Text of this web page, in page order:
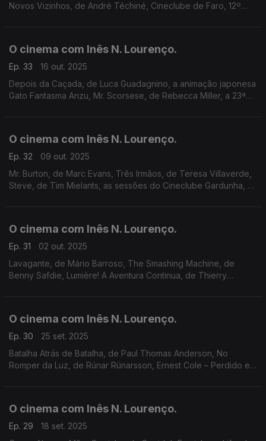
Novos Vizinhos, de André Téchiné, Cineclube de Faro, 12º
O cinema com Inês N. Lourenço.
Ep. 33
16 out. 2025
Depois da Caçada, de Luca Guadagnino, a animação japonesa
Gato Fantasma Anzu, Mr. Scorsese, de Rebecca Miller, a 23ª
O cinema com Inês N. Lourenço.
Ep. 32
09 out. 2025
Mr. Burton, de Marc Evans, Três Irmãos, de Teresa Villaverde,
Steve, de Tim Mielants, as sessões do Cineclube Gardunha, a
O cinema com Inês N. Lourenço.
Ep. 31
02 out. 2025
Lavagante, de Mário Barroso, The Smashing Machine, de
Benny Safdie, Lumière! A Aventura Continua, de Thierry
O cinema com Inês N. Lourenço.
Ep. 30
25 set. 2025
Batalha Atrás de Batalha, de Paul Thomas Anderson, No
Romper da Luz, de Rúnar Rúnarsson, Ernest Cole – Perdido e
O cinema com Inês N. Lourenço.
Ep. 29
18 set. 2025